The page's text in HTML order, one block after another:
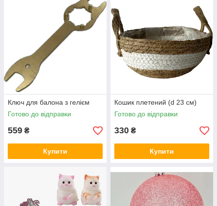
Ключ для балона з гелієм
Готово до відправки
559 ₴
Купити
Кошик плетений (d 23 см)
Готово до відправки
330 ₴
Купити